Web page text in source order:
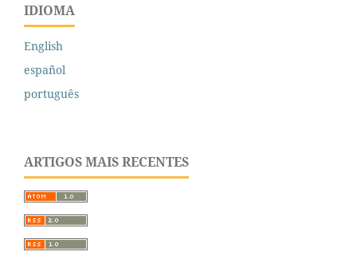
IDIOMA
English
español
português
ARTIGOS MAIS RECENTES